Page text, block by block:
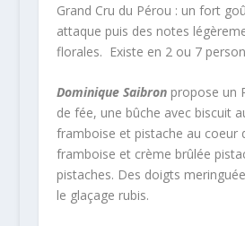
Grand Cru du Pérou : un fort
attaque puis des notes
florales. Existe en 2 ou 7
Dominique Saibronpropose un
de fée, une bûche avec biscuit
framboise et pistache au coeur
framboise et crème brûlée
pistaches. Des doigts
le glaçage rubis.